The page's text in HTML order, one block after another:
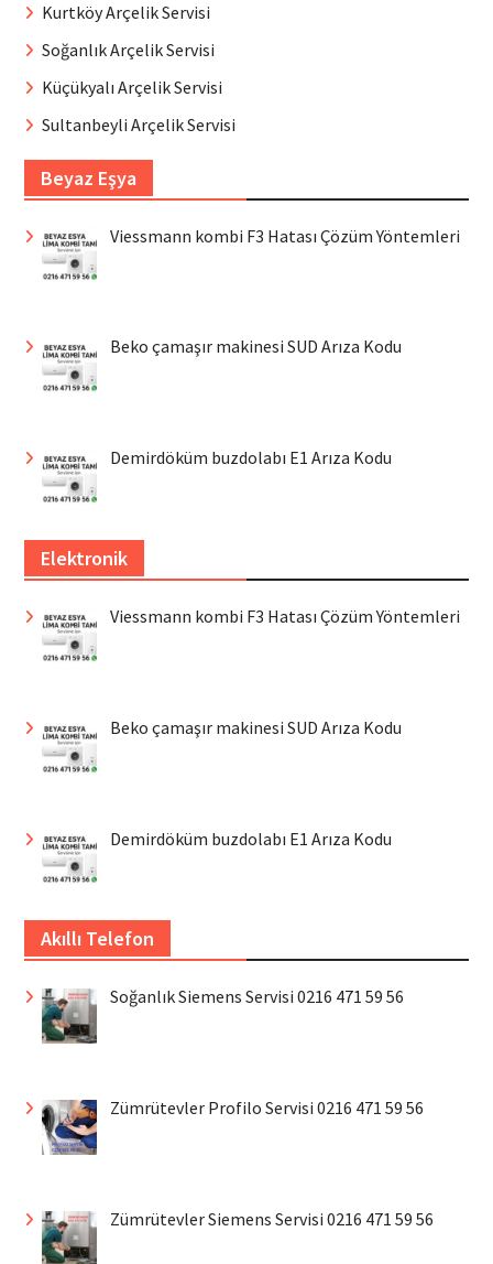
Kurtköy Arçelik Servisi
Soğanlık Arçelik Servisi
Küçükyalı Arçelik Servisi
Sultanbeyli Arçelik Servisi
Beyaz Eşya
Viessmann kombi F3 Hatası Çözüm Yöntemleri
Beko çamaşır makinesi SUD Arıza Kodu
Demirdöküm buzdolabı E1 Arıza Kodu
Elektronik
Viessmann kombi F3 Hatası Çözüm Yöntemleri
Beko çamaşır makinesi SUD Arıza Kodu
Demirdöküm buzdolabı E1 Arıza Kodu
Akıllı Telefon
Soğanlık Siemens Servisi 0216 471 59 56
Zümrütevler Profilo Servisi 0216 471 59 56
Zümrütevler Siemens Servisi 0216 471 59 56